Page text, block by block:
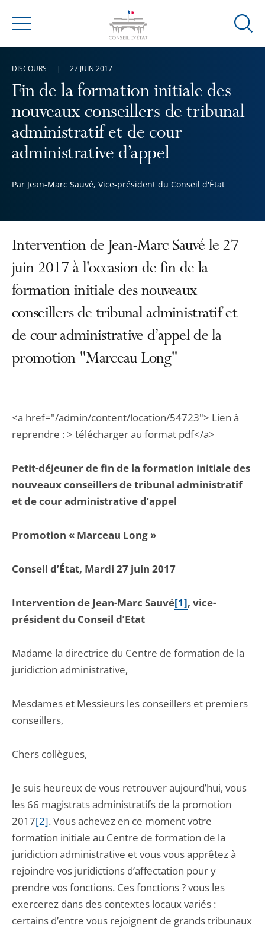
Menu
Ouvrir
Fin de la formation initiale des
nouveaux conseillers de tribunal
administratif et de cour
administrative d’appel
Par Jean-Marc Sauvé, Vice-président du Conseil d'État
DISCOURS 27 JUIN 2017
Intervention de Jean-Marc Sauvé le 27
juin 2017 à l'occasion de fin de la
formation initiale des nouveaux
conseillers de tribunal administratif et
de cour administrative d’appel de la
promotion "Marceau Long"
<a href="/admin/content/location/54723"> Lien à
reprendre : > télécharger au format pdf</a>
Petit-déjeuner de fin de la formation initiale des
nouveaux conseillers de tribunal administratif
et de cour administrative d’appel
Promotion « Marceau Long »
Conseil d’État, Mardi 27 juin 2017
Intervention de Jean-Marc Sauvé[1], vice-
président du Conseil d’Etat
Madame la directrice du Centre de formation de la
juridiction administrative,
Mesdames et Messieurs les conseillers et premiers
conseillers,
Chers collègues,
Je suis heureux de vous retrouver aujourd’hui, vous
les 66 magistrats administratifs de la promotion
2017[2]. Vous achevez en ce moment votre
formation initiale au Centre de formation de la
juridiction administrative et vous vous apprêtez à
rejoindre vos juridictions d’affectation pour y
prendre vos fonctions. Ces fonctions ? vous les
exercerez dans des contextes locaux variés :
certains d’entre vous rejoignent de grands tribunaux